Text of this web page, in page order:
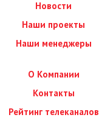
Новости
Наши проекты
Наши менеджеры
О Компании
Контакты
Рейтинг телеканалов